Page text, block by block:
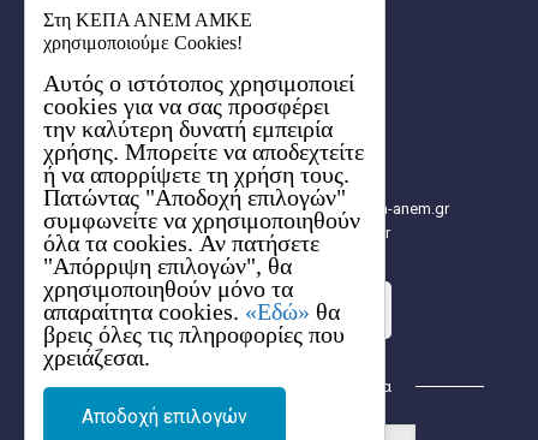
ΚΕΠΑ – ΑΝΕΜ ΑΜΚΕ
Οικισμός Λήδα-Μαρία
6ο χλμ. Χαριλάου-Θέρμης
57001 Θέρμη, Θεσσαλονίκης
Aρ. ΓΕΜΗ: 154627704000
2310 480.000
2310 480.003
info[at]e-kepa.gr, info[at]2014-2020.kepa-anem.gr
https://2014-2020.kepa-anem.gr
Στείλε τo ερώτημά σου
Βρείτε μας στα Κοινωνικά Δίκτυα
Στη ΚΕΠΑ ΑΝΕΜ ΑΜΚΕ
χρησιμοποιούμε Cookies!
Αυτός ο ιστότοπος χρησιμοποιεί
cookies για να σας προσφέρει
την καλύτερη δυνατή εμπειρία
χρήσης. Μπορείτε να αποδεχτείτε
ή να απορρίψετε τη χρήση τους.
Πατώντας "Αποδοχή επιλογών"
συμφωνείτε να χρησιμοποιηθούν
όλα τα cookies. Αν πατήσετε
"Απόρριψη επιλογών", θα
χρησιμοποιηθούν μόνο τα
απαραίτητα cookies. «Εδώ» θα
βρεις όλες τις πληροφορίες που
χρειάζεσαι.
Αποδοχή επιλογών